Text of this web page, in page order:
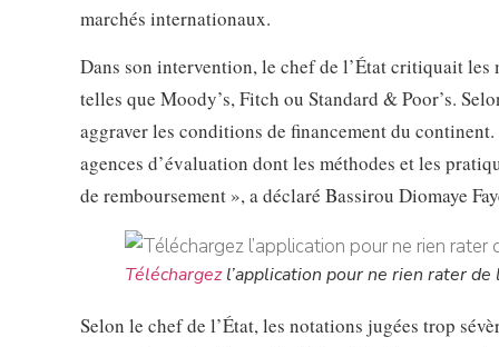
marchés internationaux.
Dans son intervention, le chef de l’État critiquait les
telles que Moody’s, Fitch ou Standard & Poor’s.
aggraver les conditions de financement du
agences d’évaluation dont les méthodes et les
de remboursement », a déclaré Bassirou Diomaye
Téléchargezl’application pour ne rien rater de
Selon le chef de l’État, les notations jugées trop